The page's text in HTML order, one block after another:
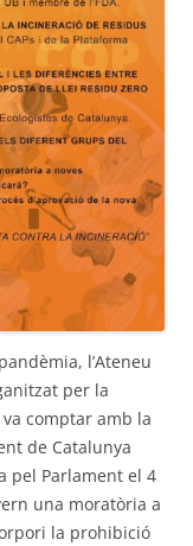
l’Ateneu
per la
comptar amb la
de Catalunya
pel Parlament el 4
una moratòria a
la prohibició